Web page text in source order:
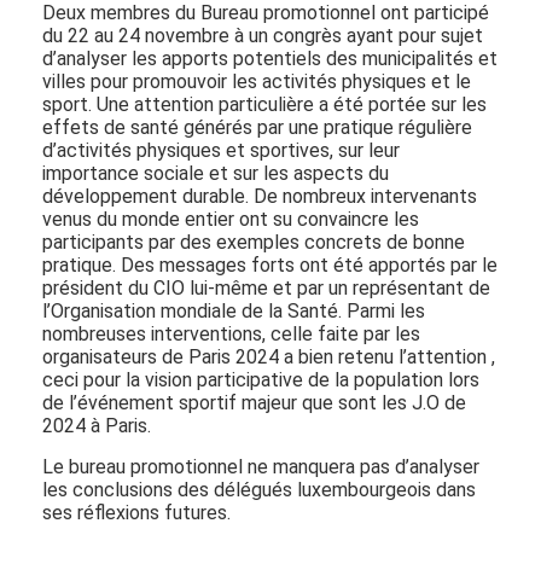
Deux membres du Bureau promotionnel ont participé
du 22 au 24 novembre à un congrès ayant pour sujet
d’analyser les apports potentiels des municipalités et
villes pour promouvoir les activités physiques et le
sport. Une attention particulière a été portée sur les
effets de santé générés par une pratique régulière
d’activités physiques et sportives, sur leur
importance sociale et sur les aspects du
développement durable. De nombreux intervenants
venus du monde entier ont su convaincre les
participants par des exemples concrets de bonne
pratique. Des messages forts ont été apportés par le
président du CIO lui-même et par un représentant de
l’Organisation mondiale de la Santé. Parmi les
nombreuses interventions, celle faite par les
organisateurs de Paris 2024 a bien retenu l’attention ,
ceci pour la vision participative de la population lors
de l’événement sportif majeur que sont les J.O de
2024 à Paris.
Le bureau promotionnel ne manquera pas d’analyser
les conclusions des délégués luxembourgeois dans
ses réflexions futures.